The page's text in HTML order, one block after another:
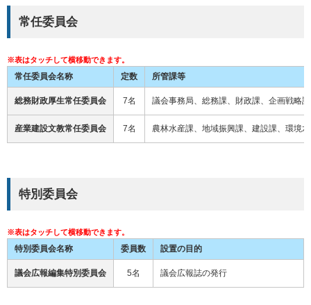
常任委員会
常任委員会名称 定数 所管課等
総務財政厚生常任委員会 7名 議会事務局、総務課、財政課、企画戦略
産業建設文教常任委員会 7名 農林水産課、地域振興課、建設課、環境
特別委員会
特別委員会名称 委員数 設置の目的
議会広報編集特別委員会 5名 議会広報誌の発行